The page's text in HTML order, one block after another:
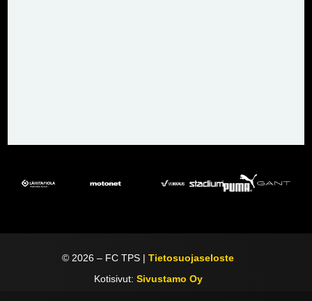
© 2026 – FC TPS |Tietosuojaseloste
Kotisivut: Sivustamo Oy